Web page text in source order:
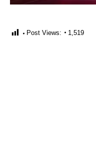
Post Views: 1,519